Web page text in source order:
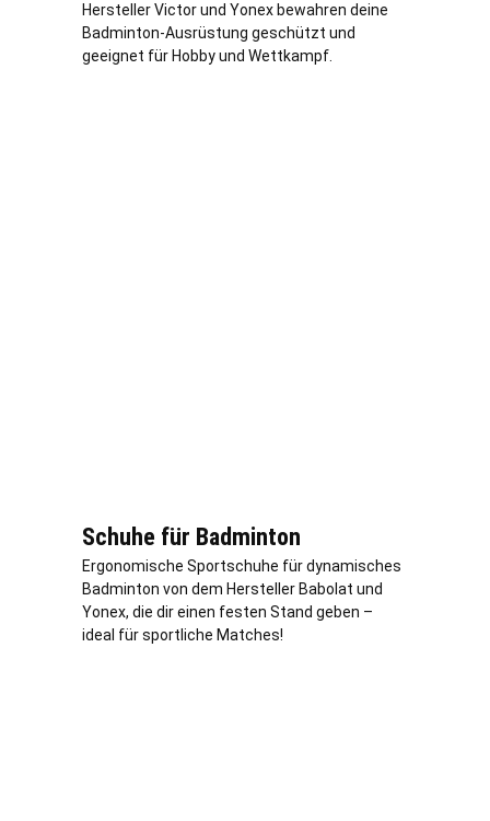
Hersteller Victor und Yonex bewahren deine
Badminton-Ausrüstung geschützt und
geeignet für Hobby und Wettkampf.
Schuhe für Badminton
Ergonomische Sportschuhe für dynamisches
Badminton von dem Hersteller Babolat und
Yonex, die dir einen festen Stand geben –
ideal für sportliche Matches!